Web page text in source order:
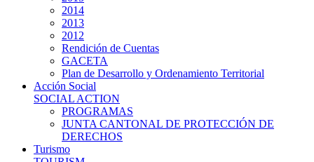
2014
2013
2012
Rendición de Cuentas
GACETA
Plan de Desarrollo y Ordenamiento Territorial
Acción Social
SOCIAL ACTION
PROGRAMAS
JUNTA CANTONAL DE PROTECCIÓN DE
DERECHOS
Turismo